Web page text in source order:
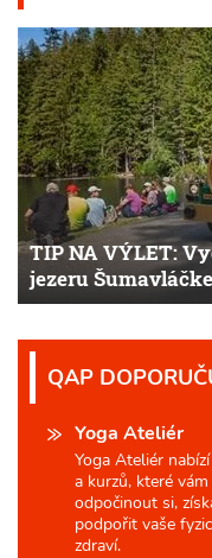
TIP NA VÝLET:
jezeru
QAP
Yoga Ateliér
Yoga Ateliér
a kurzů, které
odpočinout si,
podpořit vaše
zdraví.